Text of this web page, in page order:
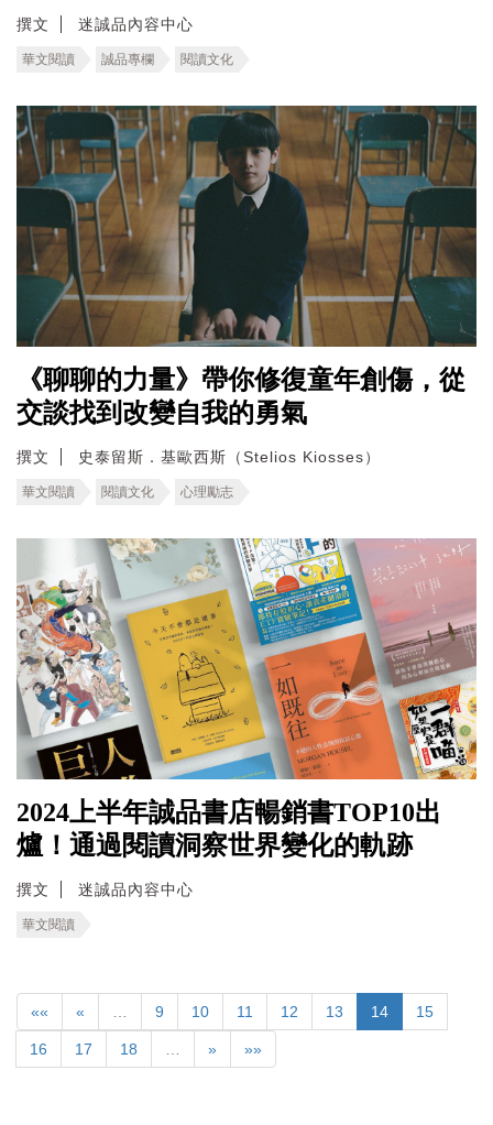
撰文 迷誠品內容中心
華文閱讀 誠品專欄 閱讀文化
《聊聊的力量》帶你修復童年創傷，從
交談找到改變自我的勇氣
撰文 史泰留斯．基歐西斯（Stelios Kiosses）
華文閱讀 閱讀文化 心理勵志
2024上半年誠品書店暢銷書TOP10出
爐！通過閱讀洞察世界變化的軌跡
撰文 迷誠品內容中心
華文閱讀
«« « 9 10 11 12 13 14 15
16 17 18 » »»